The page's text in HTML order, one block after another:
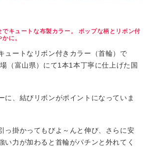
キュートな布製カラー。 ポップな柄とリボン付
に。
ュートなリボン付きカラー（首輪）で
（富山県）にて1本1本丁寧に仕上げた国
に、結びリボンがポイントになっていま
っ掛かってもびよ～んと伸び、さらに安
い力が加わると首輪がパチンと外れてく